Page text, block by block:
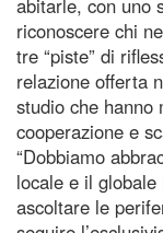
abitarle, con uno
riconoscere chi
tre “piste” di
relazione offerta
studio che hanno
cooperazione e
“Dobbiamo
locale e il
ascoltare le